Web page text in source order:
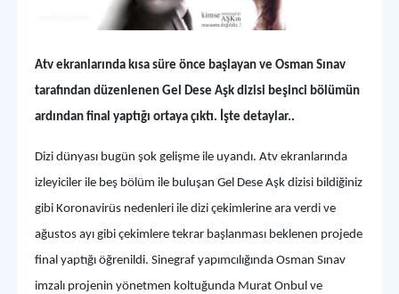
Atv ekranlarında kısa süre önce başlayan ve Osman Sınav
tarafından düzenlenen Gel Dese Aşk dizisi beşinci bölümün
ardından final yaptığı ortaya çıktı. İşte detaylar..
Dizi dünyası bugün şok gelişme ile uyandı. Atv ekranlarında
izleyiciler ile beş bölüm ile buluşan Gel Dese Aşk dizisi bildiğiniz
gibi Koronavirüs nedenleri ile dizi çekimlerine ara verdi ve
ağustos ayı gibi çekimlere tekrar başlanması beklenen projede
final yaptığı öğrenildi. Sinegraf yapımcılığında Osman Sınav
imzalı projenin yönetmen koltuğunda Murat Onbul ve